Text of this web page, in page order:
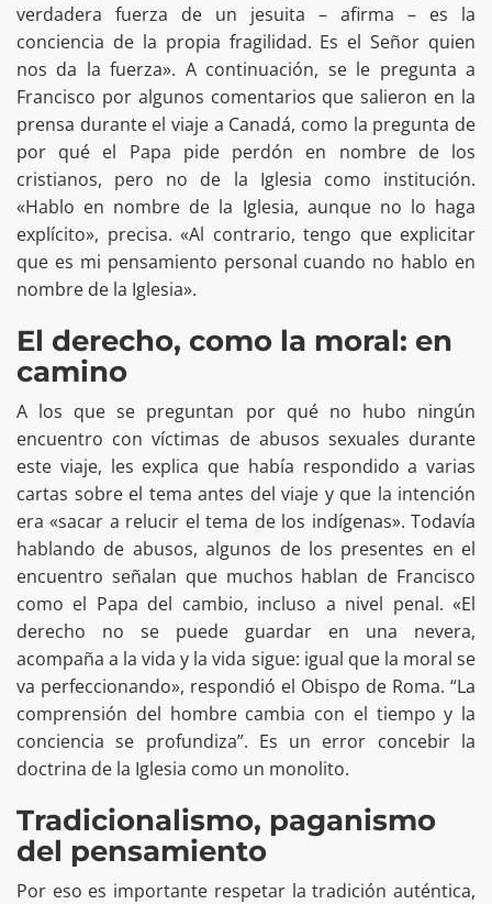
verdadera fuerza de un jesuita – afirma – es la
conciencia de la propia fragilidad. Es el Señor quien
nos da la fuerza». A continuación, se le pregunta a
Francisco por algunos comentarios que salieron en la
prensa durante el viaje a Canadá, como la pregunta de
por qué el Papa pide perdón en nombre de los
cristianos, pero no de la Iglesia como institución.
«Hablo en nombre de la Iglesia, aunque no lo haga
explícito», precisa. «Al contrario, tengo que explicitar
que es mi pensamiento personal cuando no hablo en
nombre de la Iglesia».
El derecho, como la moral: en
camino
A los que se preguntan por qué no hubo ningún
encuentro con víctimas de abusos sexuales durante
este viaje, les explica que había respondido a varias
cartas sobre el tema antes del viaje y que la intención
era «sacar a relucir el tema de los indígenas». Todavía
hablando de abusos, algunos de los presentes en el
encuentro señalan que muchos hablan de Francisco
como el Papa del cambio, incluso a nivel penal. «El
derecho no se puede guardar en una nevera,
acompaña a la vida y la vida sigue: igual que la moral se
va perfeccionando», respondió el Obispo de Roma. “La
comprensión del hombre cambia con el tiempo y la
conciencia se profundiza”. Es un error concebir la
doctrina de la Iglesia como un monolito.
Tradicionalismo, paganismo
del pensamiento
Por eso es importante respetar la tradición auténtica,